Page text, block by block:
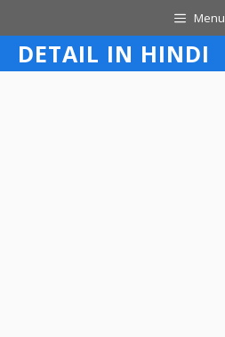
to
content
Menu
DETAIL IN HINDI